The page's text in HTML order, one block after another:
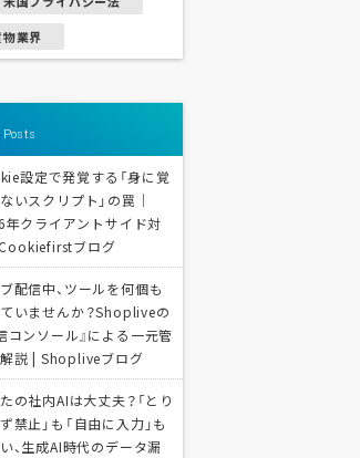
物業界
Posts
設定で発覚する「身に覚
いスクリプト」の罠｜
年クライアントサイド対
ブログ
配信中、ツールを何個も
いませんか？Shopliveの
コンソール』による一元管
説 | Shopliveブログ
の社内AIは大丈夫？「とり
禁止」も「自由に入力」も
、生成AI時代のデータ漏